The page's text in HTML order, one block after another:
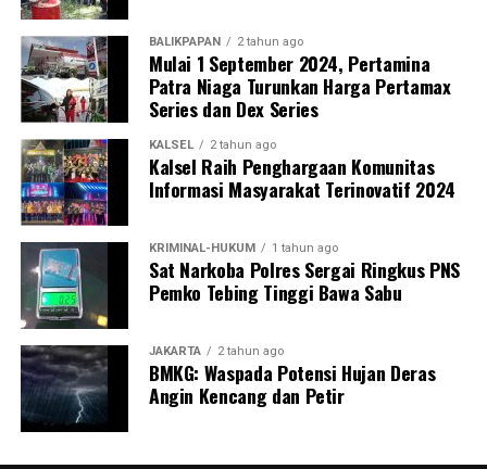
BALIKPAPAN 2 tahun ago
Mulai 1 September 2024, Pertamina
Patra Niaga Turunkan Harga Pertamax
Series dan Dex Series
KALSEL 2 tahun ago
Kalsel Raih Penghargaan Komunitas
Informasi Masyarakat Terinovatif 2024
KRIMINAL-HUKUM 1 tahun ago
Sat Narkoba Polres Sergai Ringkus PNS
Pemko Tebing Tinggi Bawa Sabu
JAKARTA 2 tahun ago
BMKG: Waspada Potensi Hujan Deras
Angin Kencang dan Petir